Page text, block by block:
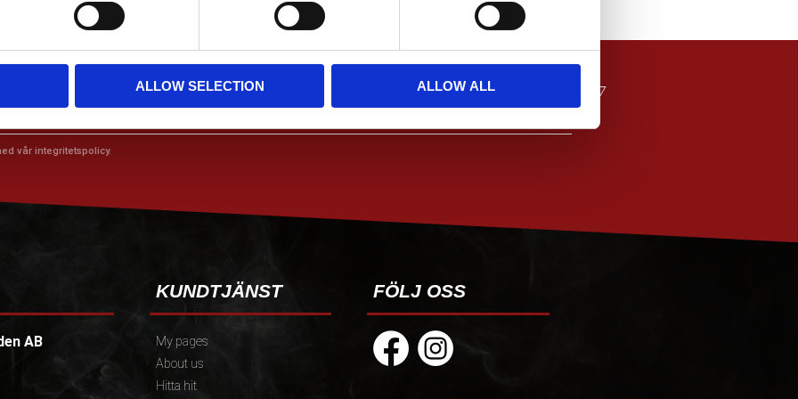
ALLOW SELECTION ALLOW ALL
vår integritetspolicy.
AB
KUNDTJÄNST
My pages
About us
Hitta hit
FÖLJ OSS